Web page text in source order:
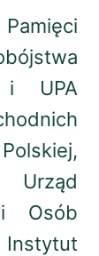
i UPA
Urząd
Osób